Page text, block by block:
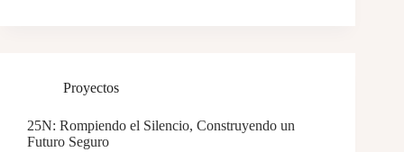
Proyectos
25N: Rompiendo el Silencio, Construyendo un
Futuro Seguro